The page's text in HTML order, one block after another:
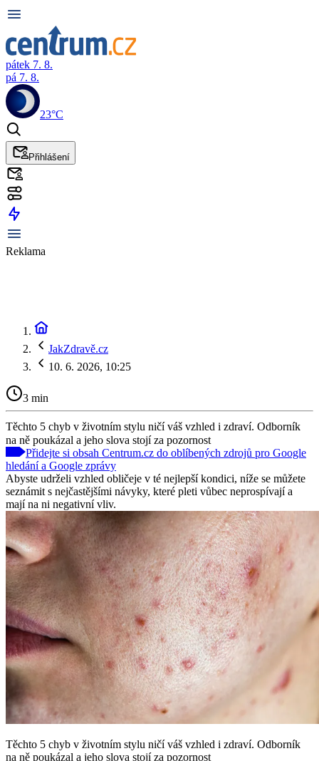
pátek 7. 8.
pá 7. 8.
23°C
Přihlášení
Reklama
JakZdravě.cz
10. 6. 2026, 10:25
3 min
Těchto 5 chyb v životním stylu ničí váš vzhled i zdraví. Odborník
na ně poukázal a jeho slova stojí za pozornost
Přidejte si obsah Centrum.cz do oblíbených zdrojů pro Google
hledání a Google zprávy
Abyste udrželi vzhled obličeje v té nejlepší kondici, níže se můžete
seznámit s nejčastějšími návyky, které pleti vůbec neprospívají a
mají na ni negativní vliv.
Těchto 5 chyb v životním stylu ničí váš vzhled i zdraví. Odborník
na ně poukázal a jeho slova stojí za pozornost